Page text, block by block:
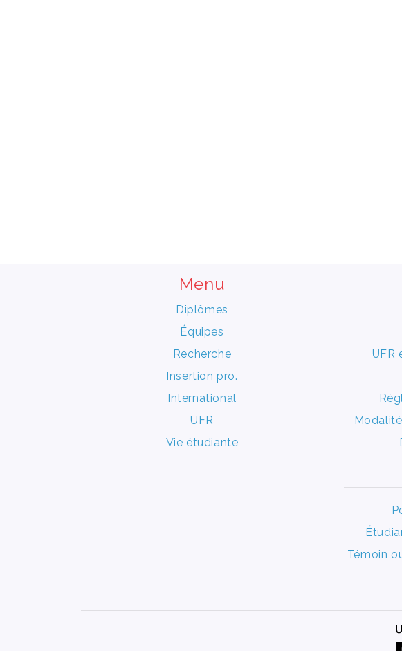
Menu
Diplômes
Équipes
Recherche
Insertion pro.
International
UFR
Vie étudiante
UFR
Témoin